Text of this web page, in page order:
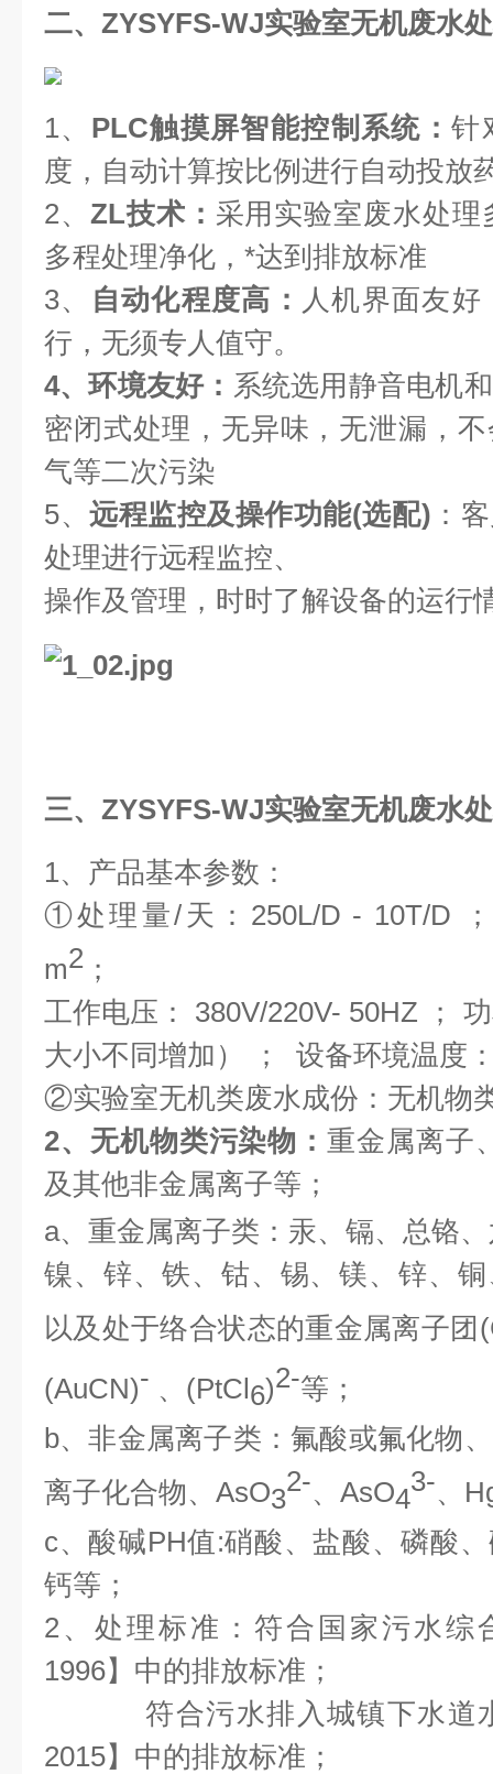
二、 ZYSYFS-WJ实验室无机废水
1、 PLC触摸屏智能控制系统：针
度，自动计算按比例进行自动投放
2、 ZL技术： 采用实验室废水处理
多程处理净化，*达到排放标准
3、
自动化程度高： 人机界面友
行，无须专人值守。
4、环境友好： 系统选用静音电机
密闭式处理，无异味，无泄漏，
气等二次污染
5、远程监控及操作功能(选配) ：
处理进行远程监控、
操作及管理，时时了解设备的运行
三、 ZYSYFS-WJ实验室无机废水
1、产品基本参数：
①处理量/天：250L/D - 10T/D ；
m2 ；
工作电压：
380V/220V- 50HZ ；
大小不同增加） ； 设备环境温度
②实验室无机类废水成份：无机物
2、 无机物类污染物 ：重金属离子
及其他非金属离子等；
a、重金属离子类：汞、镉、总铬
镍、锌、铁、钴、锡、镁、锌、
以及处于络合状态的重金属离子团
(AuCN)- 、 (PtCl6)2-等；
b、非金属离子类：氟酸或氟化物
离子化合物、 AsO3
2-、 AsO4
3-、
c、酸碱PH值:硝酸、盐酸、磷酸
钙等；
2、处理标准：符合国家污水综
1996】中的排放标准；
符合污水排入城镇下水道
2015】中的排放标准；